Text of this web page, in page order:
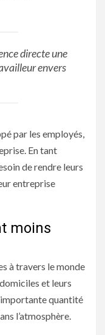
directe une
envers
par les employés,
En tant
de rendre leurs
entreprise
moins
à travers le monde
et leurs
quantité
l’atmosphère.